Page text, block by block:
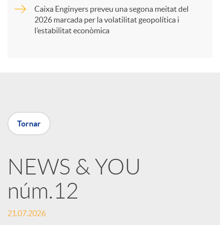
a
a
r
Caixa Enginyers preveu una segona meitat del
2026 marcada per la volatilitat geopolítica i
l’estabilitat econòmica
Tornar
NEWS & YOU
núm.12
21.07.2026